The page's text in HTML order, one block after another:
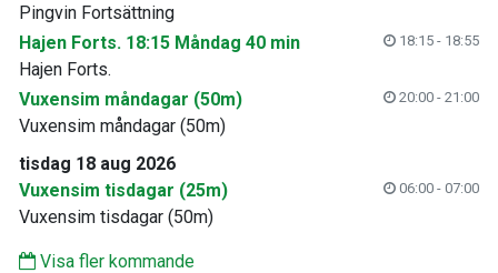
Pingvin Fortsättning
Hajen Forts. 18:15 Måndag 40 min
18:15 - 18:55
Hajen Forts.
Vuxensim måndagar (50m)
20:00 - 21:00
Vuxensim måndagar (50m)
tisdag 18 aug 2026
Vuxensim tisdagar (25m)
06:00 - 07:00
Vuxensim tisdagar (50m)
Visa fler kommande